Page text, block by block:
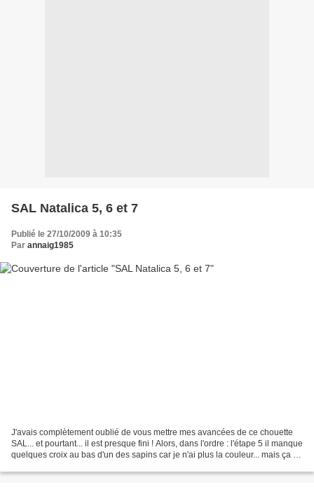
SAL Natalica 5, 6 et 7
Publié le 27/10/2009 à 10:35
Par annaig1985
J'avais complètement oublié de vous mettre mes avancées de ce chouette
SAL... et pourtant... il est presque fini ! Alors, dans l'ordre : l'étape 5 il manque
quelques croix au bas d'un des sapins car je n'ai plus la couleur... mais ça ne